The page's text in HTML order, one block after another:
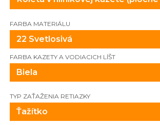
FARBA MATERIÁLU
22 Svetlosivá
FARBA KAZETY A VODIACICH LÍŠT
Biela
TYP ZAŤAŽENIA RETIAZKY
Ťažítko